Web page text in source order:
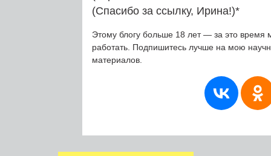
(Спасибо за ссылку, Ирина!)*
Этому блогу больше 18 лет — за это время
работать. Подпишитесь лучше на мою
материалов.